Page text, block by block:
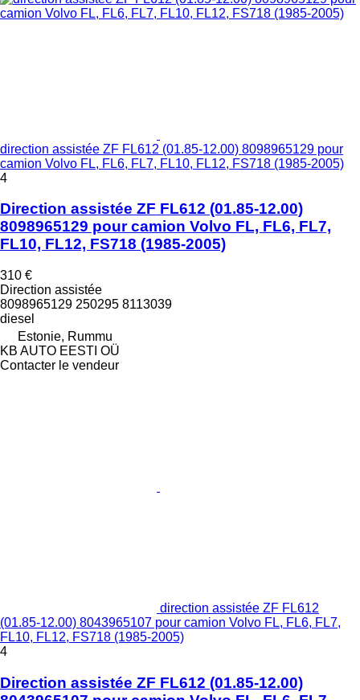
direction assistée ZF FL612 (01.85-12.00) 8098965129 pour
camion Volvo FL, FL6, FL7, FL10, FL12, FS718 (1985-2005)
4
Direction assistée ZF FL612 (01.85-12.00)
8098965129 pour camion Volvo FL, FL6, FL7,
FL10, FL12, FS718 (1985-2005)
310 €
Direction assistée
8098965129 250295 8113039
diesel
Estonie, Rummu
KB AUTO EESTI OÜ
Contacter le vendeur
direction assistée ZF FL612
(01.85-12.00) 8043965107 pour camion Volvo FL, FL6, FL7,
FL10, FL12, FS718 (1985-2005)
4
Direction assistée ZF FL612 (01.85-12.00)